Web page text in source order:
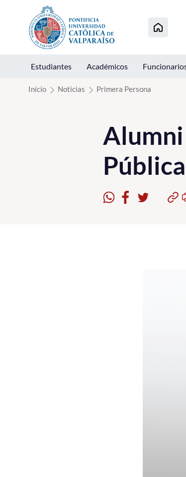
Click acá para ir directamente al contenido
Estudiantes Académicos
Inicio Noticias Primera Persona
Alumni